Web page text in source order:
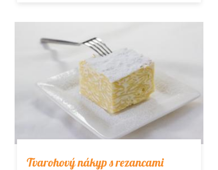
Tvarohový nákyp s rezancami